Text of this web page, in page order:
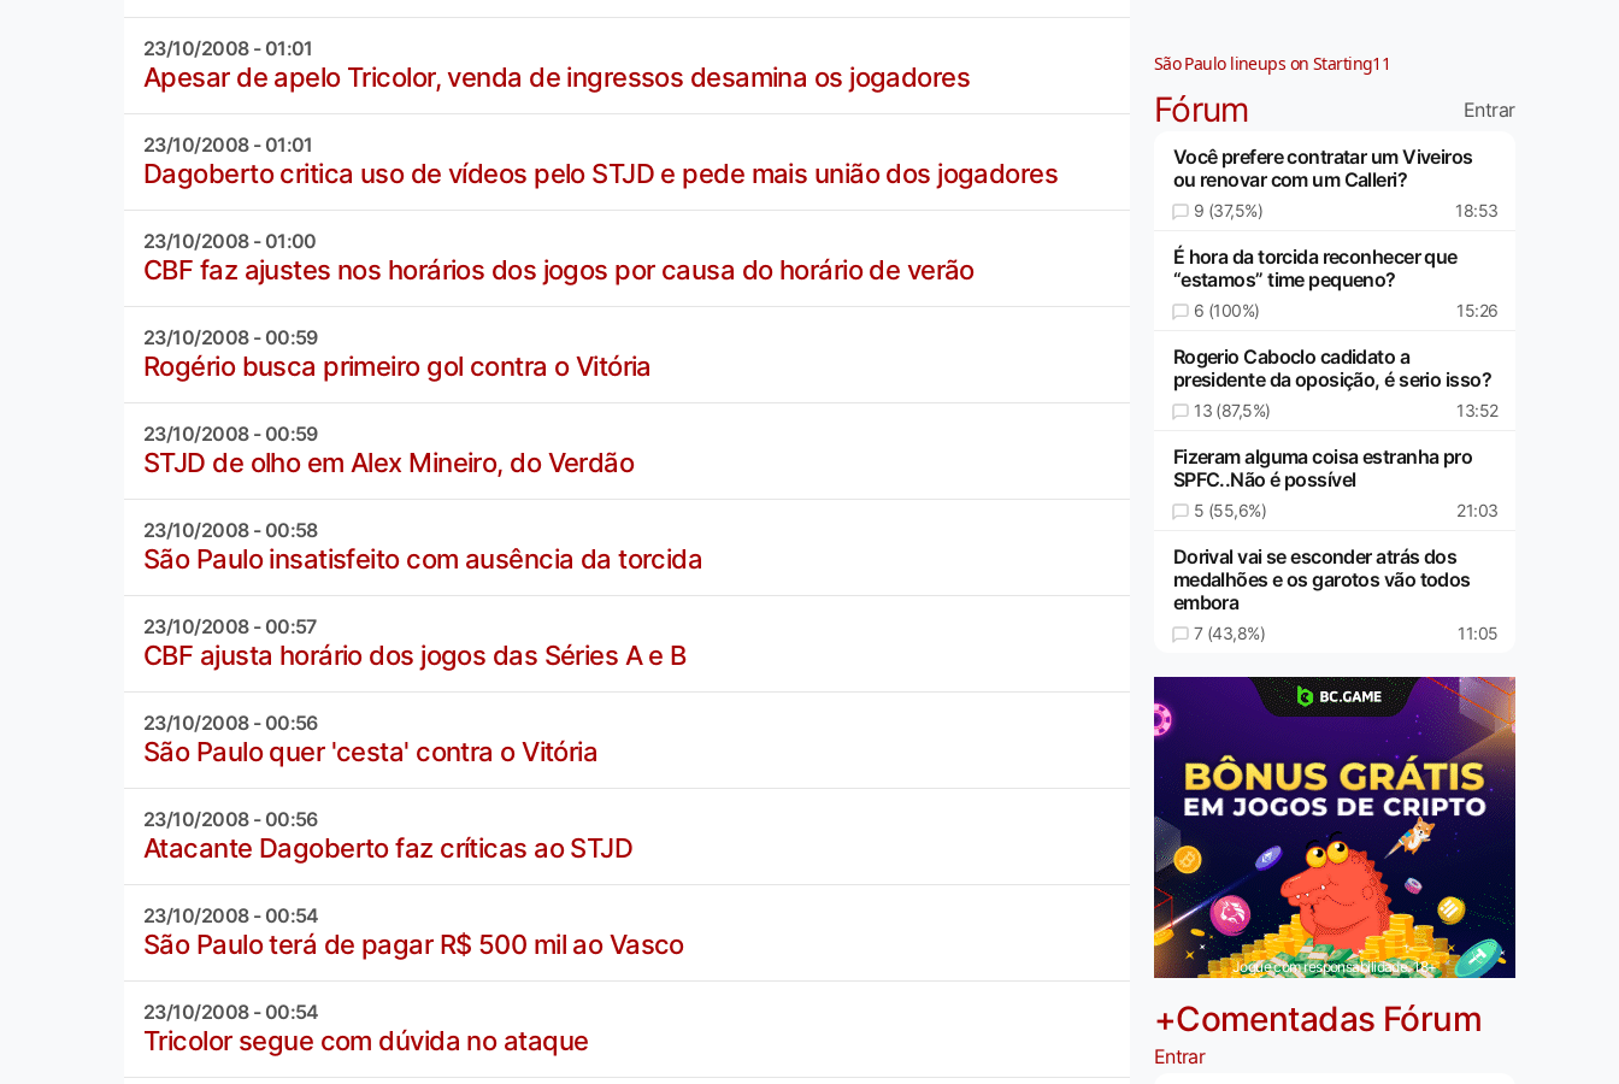
23/10/2008 - 01:01
Apesar de apelo Tricolor, venda de ingressos desamina os jogadores
23/10/2008 - 01:01
Dagoberto critica uso de vídeos pelo STJD e pede mais união dos jogadores
23/10/2008 - 01:00
CBF faz ajustes nos horários dos jogos por causa do horário de verão
23/10/2008 - 00:59
Rogério busca primeiro gol contra o Vitória
23/10/2008 - 00:59
STJD de olho em Alex Mineiro, do Verdão
23/10/2008 - 00:58
São Paulo insatisfeito com ausência da torcida
23/10/2008 - 00:57
CBF ajusta horário dos jogos das Séries A e B
23/10/2008 - 00:56
São Paulo quer 'cesta' contra o Vitória
23/10/2008 - 00:56
Atacante Dagoberto faz críticas ao STJD
23/10/2008 - 00:54
São Paulo terá de pagar R$ 500 mil ao Vasco
23/10/2008 - 00:54
Tricolor segue com dúvida no ataque
São Paulo lineups on Starting11
Fórum
Entrar
Você prefere contratar um Viveiros
ou renovar com um Calleri?
9 (37,5%) 18:53
É hora da torcida reconhecer que
“estamos” time pequeno?
6 (100%) 15:26
Rogerio Caboclo cadidato a
presidente da oposição, é serio isso?
13 (87,5%) 13:52
Fizeram alguma coisa estranha pro
SPFC..Não é possível
5 (55,6%) 21:03
Dorival vai se esconder atrás dos
medalhões e os garotos vão todos
embora
7 (43,8%) 11:05
Jogue com responsabilidade. 18+
+Comentadas Fórum
Entrar